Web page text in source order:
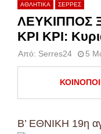
ΑΘΛΗΤΙΚΑ ΣΕΡΡΕΣ
ΛΕΥΚΙΠΠΟΣ
ΚΡΙ ΚΡΙ:
Από: Serres24 5
Β’ ΕΘΝΙΚΗ 19η